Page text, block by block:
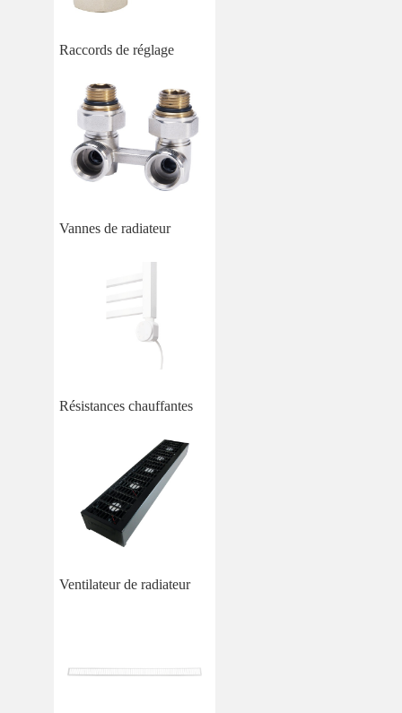
Raccords de réglage
Vannes de radiateur
Résistances chauffantes
Ventilateur de radiateur